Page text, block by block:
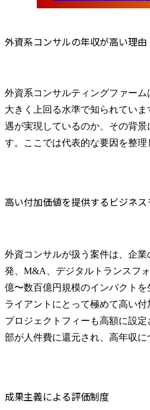
総合的な待遇改善につながる
外資コンサルの求人実績が豊富
相性が合うか
マイビジョンでの外資コンサル
MyVisionが選ばれる理由
まとめ
外資系コンサルの年収が高い理由
外資系コンサルティングファー
大きく上回る水準で知られてい
遇が実現しているのか、その背景
す。ここでは代表的な要因を整理
高い付加価値を提供するビジネス
外資コンサルが扱う案件は、企
発、M&A、デジタルトランスフ
億〜数百億円規模のインパクト
ライアントにとって極めて高い付
プロジェクトフィーも高額に設
部が人件費に還元され、高年収に
成果主義による評価制度